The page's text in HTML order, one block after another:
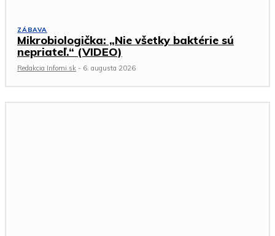
ZÁBAVA
Mikrobiologička: „Nie všetky baktérie sú
nepriateľ.“ (VIDEO)
Redakcia Infomi.sk - 6. augusta 2026